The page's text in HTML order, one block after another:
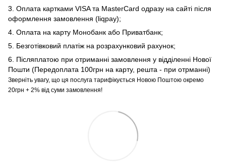
3. Оплата картками VISA та MasterCard одразу на сайті після
оформлення замовлення (liqpay);
4. Оплата на карту Монобанк або Приватбанк;
5. Безготівковий платіж на розрахунковий рахунок;
6. Післяплатою при отриманні замовлення у відділенні Нової
Пошти (Передоплата 100грн на карту, решта - при отрманні)
Зверніть увагу, що ця послуга тарифікується Новою Поштою окремо
20грн + 2% від суми замовлення!